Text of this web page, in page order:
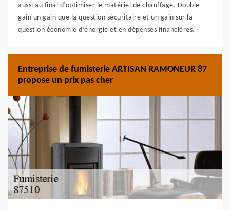
aussi au final d’optimiser le matériel de chauffage. Double
gain un gain que la question sécuritaire et un gain sur la
question économie d’énergie et en dépenses financières.
Entreprise de fumisterie ARTISAN RAMONEUR 87
propose un prix pas cher